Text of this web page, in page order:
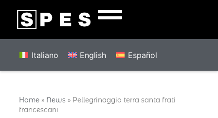
Italiano English Español
Home » News » Pellegrinaggio terra santa frati
francescani